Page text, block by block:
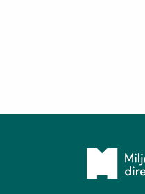
Tilbake